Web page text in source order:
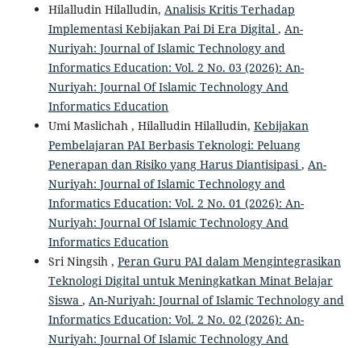
Hilalludin Hilalludin, Analisis Kritis Terhadap
Implementasi Kebijakan Pai Di Era Digital , An-
Nuriyah: Journal of Islamic Technology and
Informatics Education: Vol. 2 No. 03 (2026): An-
Nuriyah: Journal Of Islamic Technology And
Informatics Education
Umi Maslichah , Hilalludin Hilalludin, Kebijakan
Pembelajaran PAI Berbasis Teknologi: Peluang
Penerapan dan Risiko yang Harus Diantisipasi , An-
Nuriyah: Journal of Islamic Technology and
Informatics Education: Vol. 2 No. 01 (2026): An-
Nuriyah: Journal Of Islamic Technology And
Informatics Education
Sri Ningsih , Peran Guru PAI dalam Mengintegrasikan
Teknologi Digital untuk Meningkatkan Minat Belajar
Siswa , An-Nuriyah: Journal of Islamic Technology and
Informatics Education: Vol. 2 No. 02 (2026): An-
Nuriyah: Journal Of Islamic Technology And